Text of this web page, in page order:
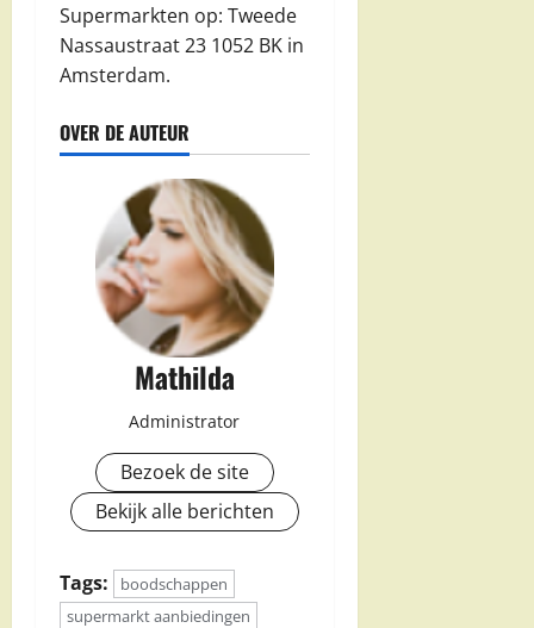
Supermarkten op: Tweede
Nassaustraat 23 1052 BK in
Amsterdam.
OVER DE AUTEUR
Mathilda
Administrator
Bezoek de site
Bekijk alle berichten
Tags:
boodschappen
supermarkt aanbiedingen